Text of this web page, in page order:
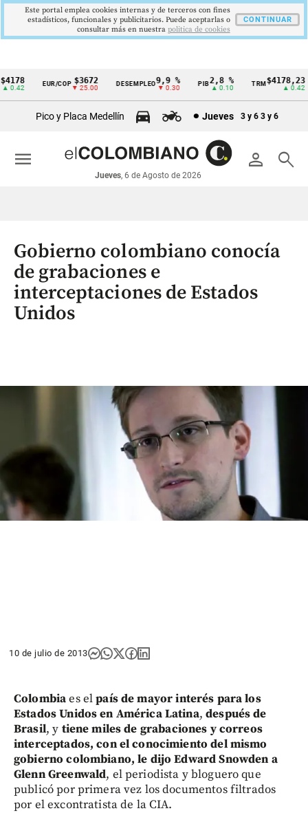
Cintillo
económicos
Colombia
EUR/COP $3672
▼ 25.00
DESEMPLEO9,9 %
▼ 0.30
2,8 %
▲ 0.10
TRM$4178,23
▲ 0.42
Pico y Placa Medellín Jueves 3 y 6 3 y 6
person search
Jueves, 6 de Agosto de 2026
menu
Gobierno colombiano conocía
de grabaciones e
interceptaciones de Estados
Unidos
10 de julio de 2013
Colombiaes elpaís de mayor interés para los
Estados Unidos en América Latina,después de
Brasil, y tiene miles de grabaciones y correos
interceptados, con el conocimiento del mismo
gobierno colombiano, le dijo Edward Snowden a
Glenn Greenwald, el periodista y bloguero que
publicó por primera vez los documentos filtrados
por el excontratista de la CIA.
Este portal emplea cookies internas y de terceros con fines
estadísticos, funcionales y publicitarios. Puede aceptarlas o
consultar más en nuestra politica de cookies
CONTINUAR